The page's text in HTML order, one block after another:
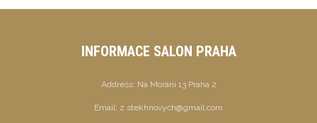
INFORMACE SALON PRAHA
Address: Na Moráni 13 Praha 2
Email: z.stekhnovych@gmail.com